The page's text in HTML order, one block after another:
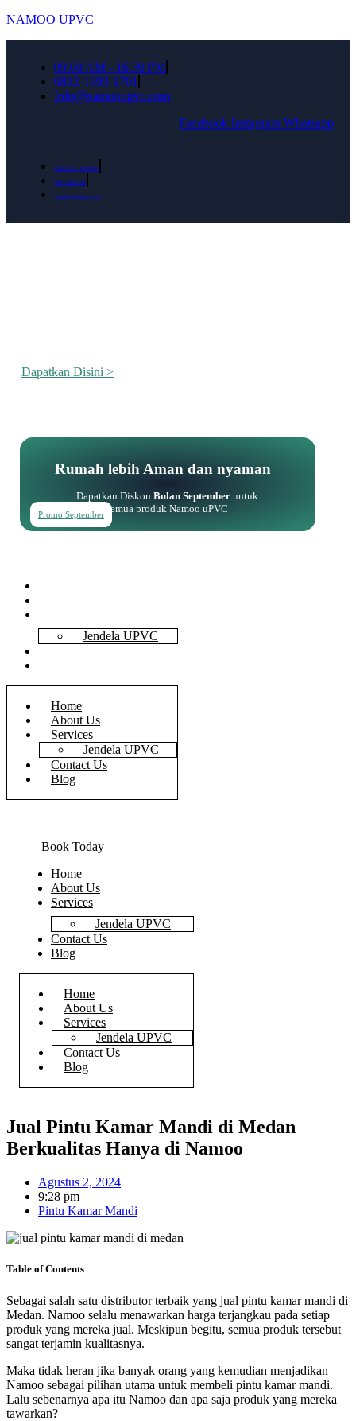
NAMOO UPVC
09.00 AM - 16.30 PM
0812-1993-1701
Info@namooupvc.com
Facebook Instagram Whatsapp
09.00 AM - 16.30 PM
0812-1993-1701
Info@namooupvc.com
Dapatkan Disini >
Rumah lebih Aman dan nyaman
Dapatkan DiskonBulan September untuk
semua produk Namoo uPVC
Promo September
Jendela UPVC
Home
About Us
Services
Jendela UPVC
Contact Us
Blog
Book Today
Home
About Us
Services
Jendela UPVC
Contact Us
Blog
Home
About Us
Services
Jendela UPVC
Contact Us
Blog
Jual Pintu Kamar Mandi di Medan
Berkualitas Hanya di Namoo
Agustus 2, 2024
9:28 pm
Pintu Kamar Mandi
Table of Contents
Sebagai salah satu distributor terbaik yang jual pintu kamar mandi di
Medan. Namoo selalu menawarkan harga terjangkau pada setiap
produk yang mereka jual. Meskipun begitu, semua produk tersebut
sangat terjamin kualitasnya.
Maka tidak heran jika banyak orang yang kemudian menjadikan
Namoo sebagai pilihan utama untuk membeli pintu kamar mandi.
Lalu sebenarnya apa itu Namoo dan apa saja produk yang mereka
tawarkan?